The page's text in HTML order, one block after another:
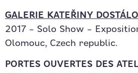
GALERIE KATEŘINY
2017 – Solo Show –
Olomouc, Czech republic.
PORTES OUVERTES DES